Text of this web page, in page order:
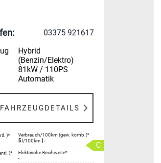
03375 921617
Hybrid
(Benzin/Elektro)
81kW / 110PS
Automatik
FAHRZEUGDETAILS
)* Verbrauch/100km (gew. komb.)*
5 l/100km | -
)*
Elektrische Reichweite*
-
C